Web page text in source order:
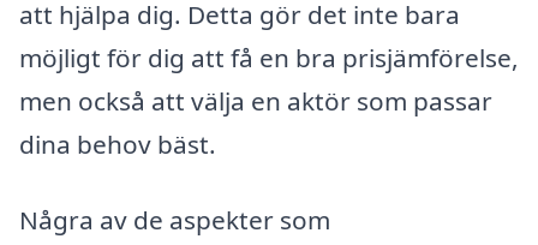
att hjälpa dig. Detta gör det inte bara
möjligt för dig att få en bra prisjämförelse,
men också att välja en aktör som passar
dina behov bäst.
Några av de aspekter som